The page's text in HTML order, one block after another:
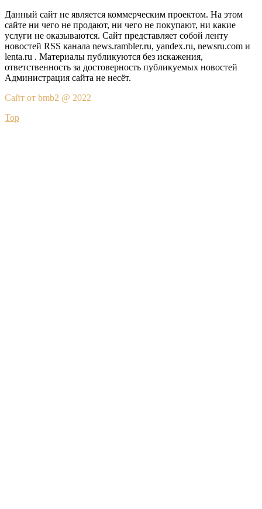
Данный сайт не является коммерческим проектом. На этом
сайте ни чего не продают, ни чего не покупают, ни какие
услуги не оказываются. Сайт представляет собой ленту
новостей RSS канала news.rambler.ru, yandex.ru, newsru.com и
lenta.ru . Материалы публикуются без искажения,
ответственность за достоверность публикуемых новостей
Администрация сайта не несёт.
Сайт от bmb2 @ 2022
Top